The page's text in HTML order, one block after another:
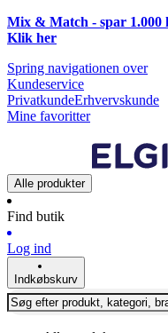
Mix & Match - spar 1.000
Klik her
Spring navigationen over
Kundeservice
PrivatkundeErhvervskunde
Mine favoritter
Alle produkter
Find butik
Log ind
Indkøbskurv